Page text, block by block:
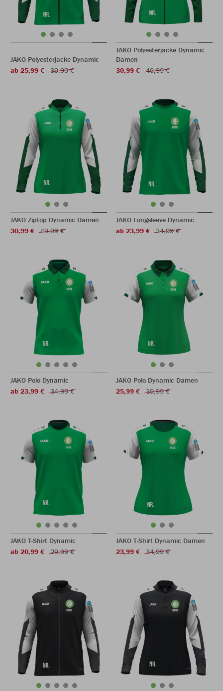
JAKO Polyesterjacke Dynamic
ab 25,99 €
39,99 €
JAKO Polyesterjacke Dynamic
Damen
30,99 €
49,99 €
JAKO Ziptop Dynamic Damen
30,99 €
49,99 €
JAKO Longsleeve Dynamic
ab 23,99 €
34,99 €
JAKO Polo Dynamic
ab 23,99 €
34,99 €
JAKO Polo Dynamic Damen
25,99 €
39,99 €
JAKO T-Shirt Dynamic
ab 20,99 €
29,99 €
JAKO T-Shirt Dynamic Damen
23,99 €
34,99 €